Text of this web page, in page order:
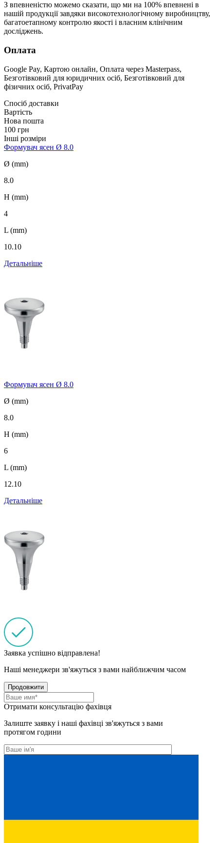
З впевненістю можемо сказати, що ми на 100% впевнені в
нашій продукції завдяки високотехнологічному виробництву,
багатоетапному контролю якості і власним клінічним
досліджень.
Оплата
Google Pay, Картою онлайн, Оплата через Masterpass,
Безготівковий для юридичних осіб, Безготівковий для
фізичних осіб, PrivatPay
Спосіб доставки
Вартість
Нова пошта
100 грн
Інші розміри
Формувач ясен Ø 8.0
Ø (mm)
8.0
H (mm)
4
L (mm)
10.10
Детальніше
Формувач ясен Ø 8.0
Ø (mm)
8.0
H (mm)
6
L (mm)
12.10
Детальніше
Заявка успішно відправлена!
Наші менеджери зв'яжуться з вами найближчим часом
Продовжити
Отримати консультацію фахівця
Залиште заявку і наші фахівці зв'яжуться з вами
протягом години